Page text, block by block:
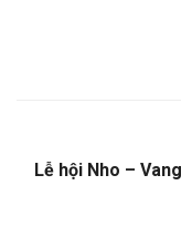
Lễ hội Nho –